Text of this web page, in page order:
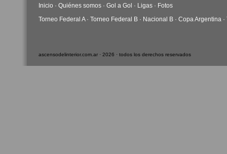
Inicio · Quiénes somos · Gol a Gol · Ligas · Fotos
Torneo Federal A· Torneo Federal B · Nacional B · Copa Argentina ·
ascensodelinterior.com.ar · 2026 · todos los derechos reservados